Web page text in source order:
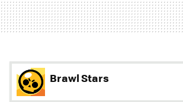
Brawl Stars